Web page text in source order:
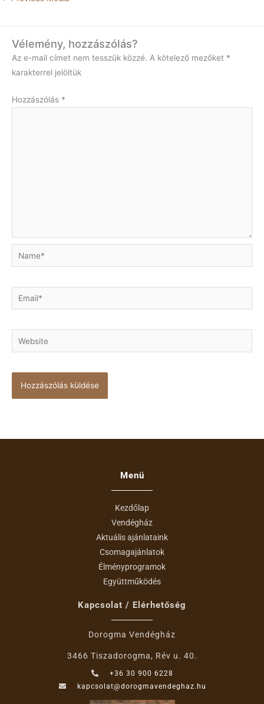
Vélemény, hozzászólás?
Az e-mail címet nem tesszük közzé. A kötelező mezőket *
karakterrel jelöltük
Hozzászólás *
Name*
Email*
Website
Menü
Kezdőlap
Vendégház
Aktuális ajánlataink
Csomagajánlatok
Élményprogramok
Együttműködés
Kapcsolat / Elérhetőség
Dorogma Vendégház
3466 Tiszadorogma, Rév u. 40.
+36 30 900 6228
kapcsolat@dorogmavendeghaz.hu